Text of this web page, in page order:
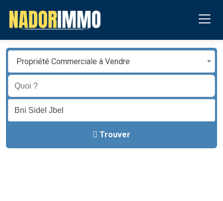
Propriété Commerciale à Vendre
Trouver